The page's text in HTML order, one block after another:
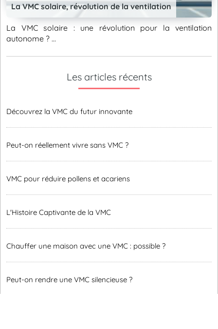
La VMC solaire, révolution de la ventilation
La VMC solaire : une révolution pour la ventilation
autonome ? ...
Les articles récents
Découvrez la VMC du futur innovante
Peut-on réellement vivre sans VMC ?
VMC pour réduire pollens et acariens
L'Histoire Captivante de la VMC
Chauffer une maison avec une VMC : possible ?
Peut-on rendre une VMC silencieuse ?